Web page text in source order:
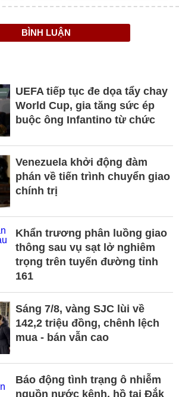
BÌNH LUẬN
UEFA tiếp tục đe dọa tẩy chay
World Cup, gia tăng sức ép
buộc ông Infantino từ chức
Venezuela khởi động đàm
phán về tiến trình chuyển giao
chính trị
Khẩn trương phân luồng giao
thông sau vụ sạt lở nghiêm
trọng trên tuyến đường tỉnh
161
Sáng 7/8, vàng SJC lùi về
142,2 triệu đồng, chênh lệch
mua - bán vẫn cao
Báo động tình trạng ô nhiễm
nguồn nước kênh, hồ tại Đắk